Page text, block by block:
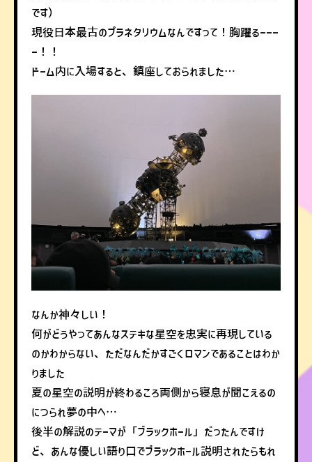
です）
現役日本最古のプラネタリウムなんですって！胸躍るーーー
ー！！
ドーム内に入場すると、鎮座しておられました…
なんか神々しい！
何がどうやってあんなステキな星空を忠実に再現している
のかわからない、ただなんだかすごくロマンであることはわか
りました
夏の星空の説明が終わるころ両側から寝息が聞こえるの
につられ夢の中へ…
後半の解説のテーマが「ブラックホール」だったんですけ
ど、あんな優しい語り口でブラックホール説明されたらもれ